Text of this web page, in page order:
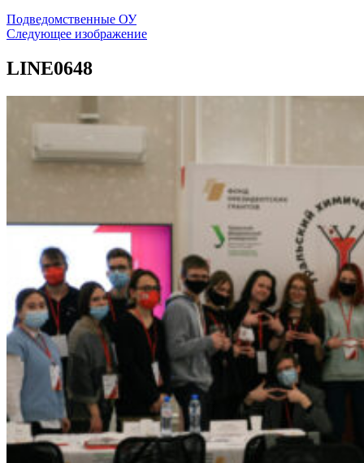
Подведомственные ОУ
Следующее изображение
LINE0648